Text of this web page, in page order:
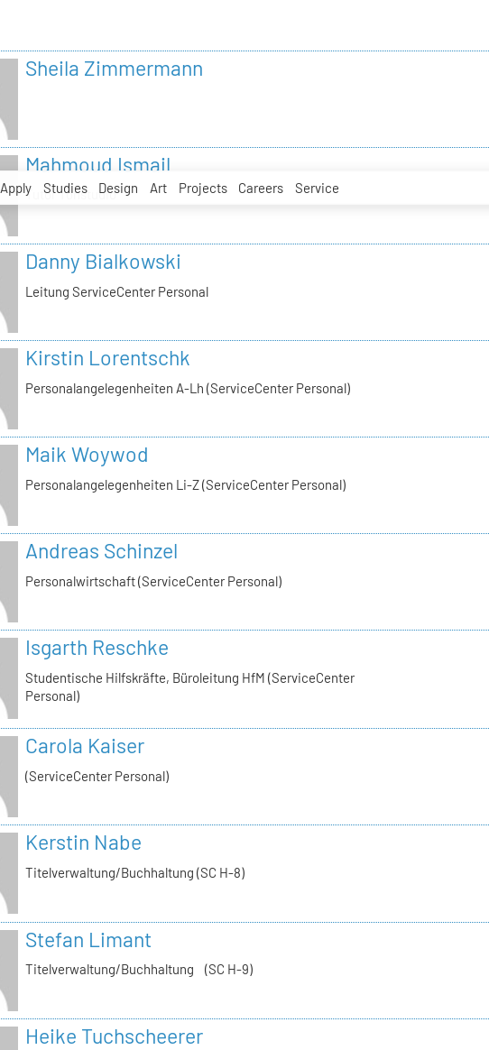
Apply Studies Design Art Projects Careers Service
Sheila Zimmermann
Mahmoud Ismail
Tutor Tonstudio
Danny Bialkowski
Leitung ServiceCenter Personal
Kirstin Lorentschk
Personalangelegenheiten A-Lh (ServiceCenter Personal)
Maik Woywod
Personalangelegenheiten Li-Z (ServiceCenter Personal)
Andreas Schinzel
Personalwirtschaft (ServiceCenter Personal)
Isgarth Reschke
Studentische Hilfskräfte, Büroleitung HfM (ServiceCenter
Personal)
Carola Kaiser
(ServiceCenter Personal)
Kerstin Nabe
Titelverwaltung/Buchhaltung (SC H-8)
Stefan Limant
Titelverwaltung/Buchhaltung (SC H-9)
Heike Tuchscheerer